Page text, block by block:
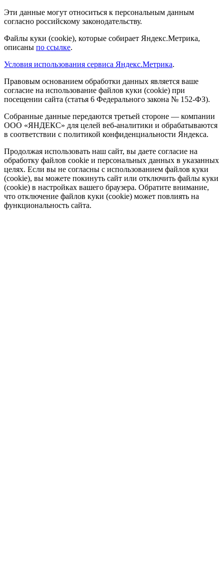
Эти данные могут относиться к персональным данным
согласно российскому законодательству.
Файлы куки (cookie), которые собирает Яндекс.Метрика,
описаны по ссылке.
Условия использования сервиса Яндекс.Метрика.
Правовым основанием обработки данных является ваше
согласие на использование файлов куки (cookie) при
посещении сайта (статья 6 Федерального закона № 152-ФЗ).
Собранные данные передаются третьей стороне — компании
ООО «ЯНДЕКС» для целей веб-аналитики и обрабатываются
в соответствии с политикой конфиденциальности Яндекса.
Продолжая использовать наш сайт, вы даете согласие на
обработку файлов cookie и персональных данных в указанных
целях. Если вы не согласны с использованием файлов куки
(cookie), вы можете покинуть сайт или отключить файлы куки
(cookie) в настройках вашего браузера. Обратите внимание,
что отключение файлов куки (cookie) может повлиять на
функциональность сайта.